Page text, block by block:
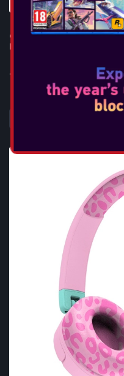
OTL - POKÉMON
HEADPHONES
...